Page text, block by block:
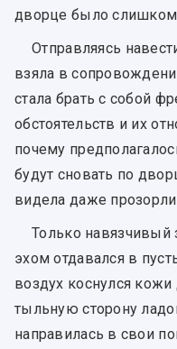
дворце было слишком
Отправляясь
взяла в
стала брать с собой
обстоятельств и их
почему
будут сновать по
видела даже
Только навязчивый
эхом отдавался в
воздух коснулся
тыльную сторону
направилась в свои